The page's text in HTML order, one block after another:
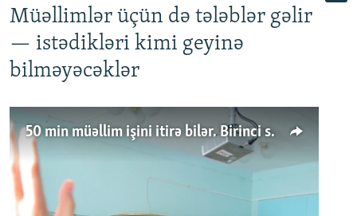
Müəllimlər üçün də tələblər gəlir
— istədikləri kimi geyinə
bilməyəcəklər
50 min müəllim işini itirə bilər. Birinci sinfə gedənlər azalır